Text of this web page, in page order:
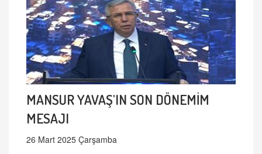
MANSUR YAVAŞ'IN SON DÖNEMİM
MESAJI
26 Mart 2025 Çarşamba